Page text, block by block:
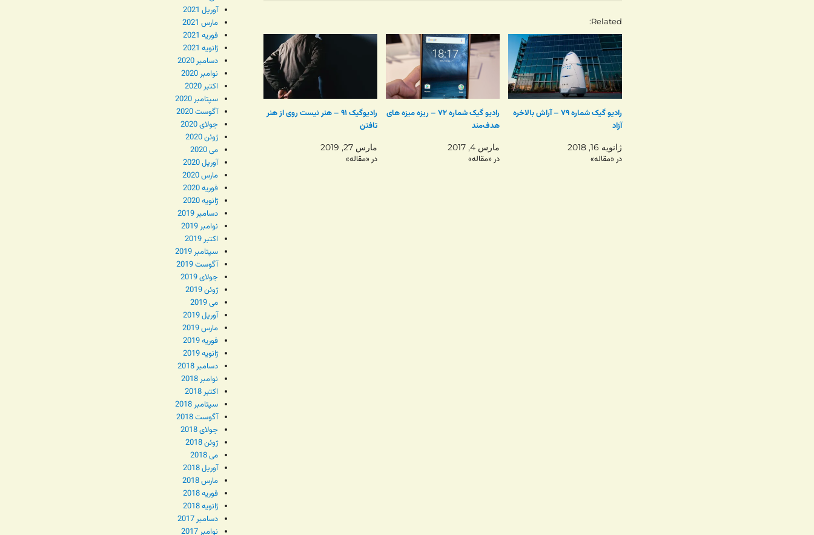
Related
رادیو گیک شماره ۷۹ – آراش بالاخره
آزاد
ژانویه 16, 2018
در «مقاله»
رادیو گیک شماره ۷۲ – ریزه میزه های
هدف‌مند
مارس 4, 2017
در «مقاله»
رادیوگیک ۹۱ – هنر نيست روی از هنر
تافتن
مارس 27, 2019
در «مقاله»
آوریل 2021
مارس 2021
فوریه 2021
ژانویه 2021
دسامبر 2020
نوامبر 2020
اکتبر 2020
سپتامبر 2020
آگوست 2020
جولای 2020
ژوئن 2020
می 2020
آوریل 2020
مارس 2020
فوریه 2020
ژانویه 2020
دسامبر 2019
نوامبر 2019
اکتبر 2019
سپتامبر 2019
آگوست 2019
جولای 2019
ژوئن 2019
می 2019
آوریل 2019
مارس 2019
فوریه 2019
ژانویه 2019
دسامبر 2018
نوامبر 2018
اکتبر 2018
سپتامبر 2018
آگوست 2018
جولای 2018
ژوئن 2018
می 2018
آوریل 2018
مارس 2018
فوریه 2018
ژانویه 2018
دسامبر 2017
نوامبر 2017